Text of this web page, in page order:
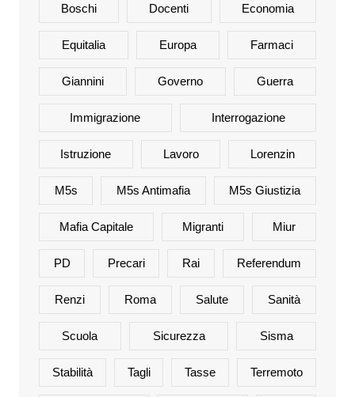
Boschi Docenti Economia
Equitalia Europa Farmaci
Giannini Governo Guerra
Immigrazione Interrogazione
Istruzione Lavoro Lorenzin
M5s M5s Antimafia M5s Giustizia
Mafia Capitale Migranti Miur
PD Precari Rai Referendum
Renzi Roma Salute Sanità
Scuola Sicurezza Sisma
Stabilità Tagli Tasse Terremoto